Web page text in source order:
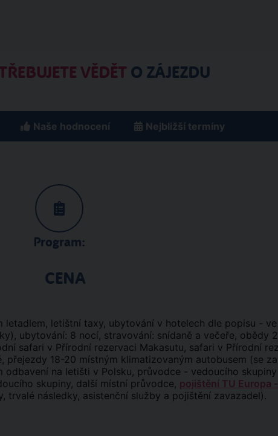
VĚDĚT O ZÁJEZDU
Naše hodnocení Nejbližší termíny
Program:
CENA
letadlem, letištní taxy, ubytování v hotelech dle popisu - ve
ubytování: 8 nocí, stravování: snídaně a večeře, obědy
safari v Přírodní rezervaci Makasutu, safari v Přírodní
přejezdy 18-20 místným klimatizovaným autobusem (se
odbavení na letišti v Polsku, průvodce - vedoucího
skupiny, další místní průvodce, pojištění TU Europa
trvalé následky, asistenční služby a pojištění zavazadel).